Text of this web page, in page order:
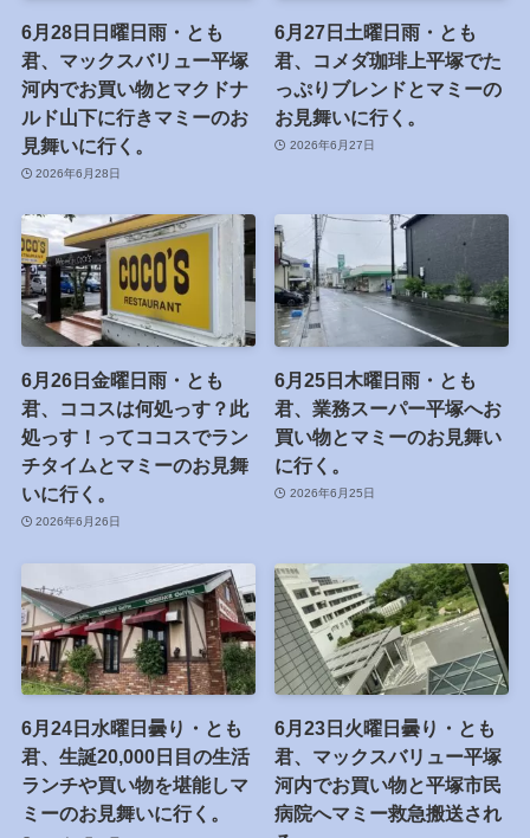
6月28日日曜日雨・とも
君、マックスバリュー平塚
河内でお買い物とマクドナ
ルド山下に行きマミーのお
見舞いに行く。
2026年6月28日
6月27日土曜日雨・とも
君、コメダ珈琲上平塚でた
っぷりブレンドとマミーの
お見舞いに行く。
2026年6月27日
6月26日金曜日雨・とも
君、ココスは何処っす？此
処っす！ってココスでラン
チタイムとマミーのお見舞
いに行く。
2026年6月26日
6月25日木曜日雨・とも
君、業務スーパー平塚へお
買い物とマミーのお見舞い
に行く。
2026年6月25日
6月24日水曜日曇り・とも
君、生誕20,000日目の生活
ランチや買い物を堪能しマ
ミーのお見舞いに行く。
6月23日火曜日曇り・とも
君、マックスバリュー平塚
河内でお買い物と平塚市民
病院へマミー救急搬送され